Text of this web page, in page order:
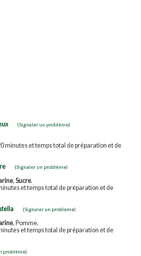
(Signaler un problème)
minutes et temps total de préparation et de
(Signaler un problème)
, Sucre.
et temps total de préparation et de
(Signaler un problème)
, Pomme.
et temps total de préparation et de
problème)